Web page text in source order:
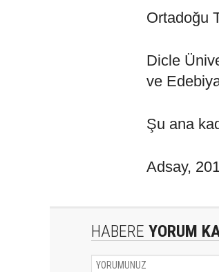
Ortadoğu
Dicle
ve
Şu ana
Adsay,
HABERE YORUM